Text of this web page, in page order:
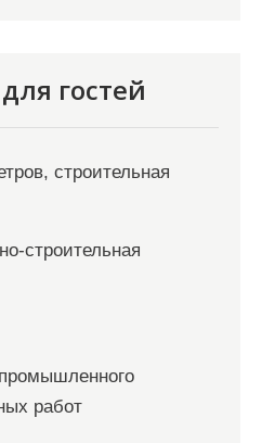
гостей
строительная
строительная
работ